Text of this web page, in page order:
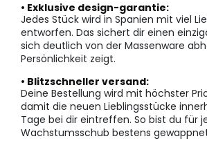
• Exklusive design-garantie:
Jedes Stück wird in Spanien mit viel
entworfen. Das sichert dir einen
sich deutlich von der Massenware
Persönlichkeit zeigt.
• Blitzschneller versand:
Deine Bestellung wird mit höchster
damit die neuen Lieblingsstücke
Tage bei dir eintreffen. So bist du für
Wachstumsschub bestens